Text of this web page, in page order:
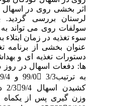
اثر بخشی روی در اسهال
لرستان بررسی گردید.
سولفات روی می تواند به
سوء تغذیه در زمان ابتلاء
عنوان بخشی از برنامه
دستورات تغذیه ای و
ها: دفعات اسهال در روز
وزن گیری پس از یکماه